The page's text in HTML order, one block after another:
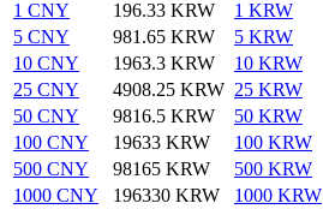
1 CNY
196.33 KRW 1 KRW
5 CNY
981.65 KRW 5 KRW
10 CNY
1963.3 KRW 10 KRW
25 CNY
4908.25 KRW 25 KRW
50 CNY
9816.5 KRW 50 KRW
100 CNY
19633 KRW 100 KRW
500 CNY
98165 KRW 500 KRW
1000 CNY
196330 KRW 1000 KRW